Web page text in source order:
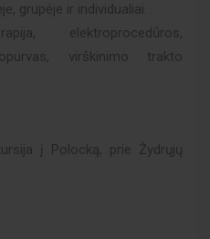
grupėje ir individualiai. .
elektroprocedūros,
virškinimo trakto
į Polocką, prie Žydrųjų